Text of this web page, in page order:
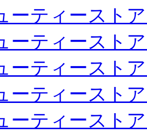
ーティースト
ーティースト
ーティースト
ーティースト
ーティースト